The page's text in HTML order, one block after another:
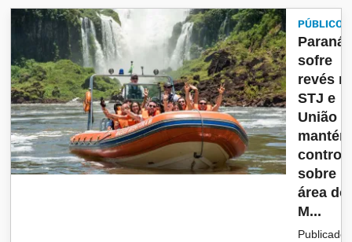
PÚBLICO
Paraná
sofre
revés
STJ e
União
mantém
sobre
área do
M...
Publicado